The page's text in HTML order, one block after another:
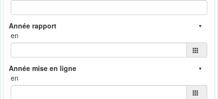
en
en